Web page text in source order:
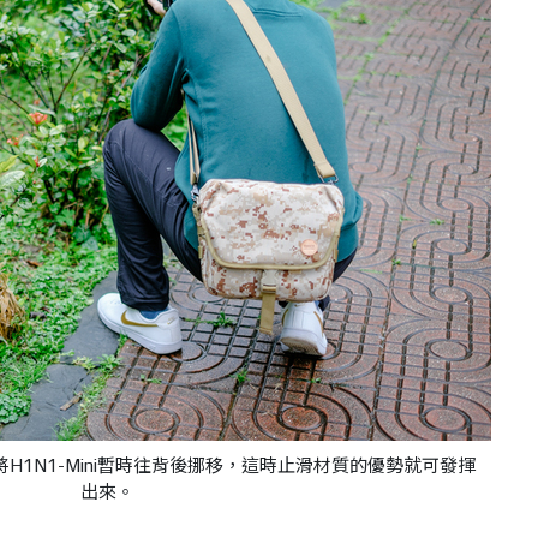
H1N1-Mini暫時往背後挪移，這時止滑材質的優勢就可發揮
出來。